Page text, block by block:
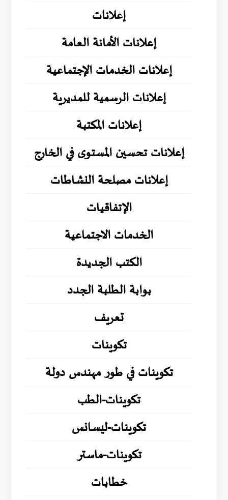
إعلانات
إعلانات الأمانة العامة
إعلانات الخدمات الإجتماعية
إعلانات الرسمية للمديرية
إعلانات المكتبة
إعلانات تحسين المستوى في الخارج
إعلانات مصلحة النشاطات
الإتفاقيات
الخدمات الاجتماعية
الكتب الجديدة
بوابة الطلبة الجدد
تعريف
تكوينات
تكوينات في طور مهندس دولة
تكوينات-الطب
تكوينات-ليسانس
تكوينات-ماستر
خطابات